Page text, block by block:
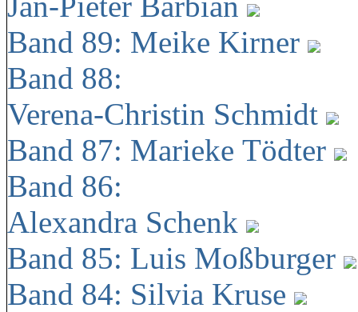
Band 89: Meike Kirner
Band 88:
Verena-Christin Schmidt
Band 87: Marieke Tödter
Band 86:
Alexandra Schenk
Band 85: Luis Moßburger
Band 84: Silvia Kruse